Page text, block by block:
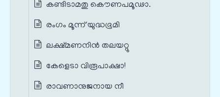
കണ്ടിടാമതു കൌണപമൂഢാ.
രംഗം മൂന്ന് യുദ്ധഭൂമി
ലക്ഷ്മണനിന്‍ തലയറ്റു
കേളെടാ വിരൂപാക്ഷാ!
രാവണാനുജനായ നീ